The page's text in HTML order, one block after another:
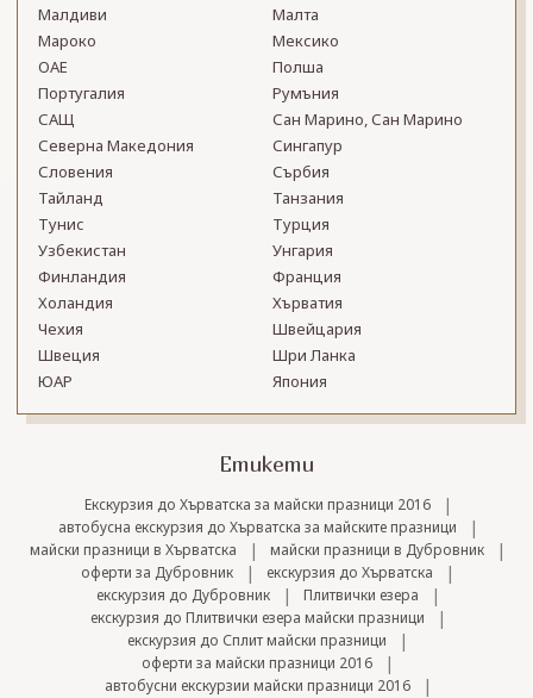
Малдиви
Малта
Мароко
Мексико
ОАЕ
Полша
Португалия
Румъния
САЩ
Сан Марино, Сан Марино
Северна Македония
Сингапур
Словения
Сърбия
Тайланд
Танзания
Тунис
Турция
Узбекистан
Унгария
Финландия
Франция
Холандия
Хърватия
Чехия
Швейцария
Швеция
Шри Ланка
ЮАР
Япония
Етикети
Екскурзия до Хърватска за майски празници 2016 |
автобусна екскурзия до Хърватска за майските празници |
майски празници в Хърватска | майски празници в Дубровник |
оферти за Дубровник | екскурзия до Хърватска |
екскурзия до Дубровник | Плитвички езера |
екскурзия до Плитвички езера майски празници |
екскурзия до Сплит майски празници |
оферти за майски празници 2016 |
автобусни екскурзии майски празници 2016 |